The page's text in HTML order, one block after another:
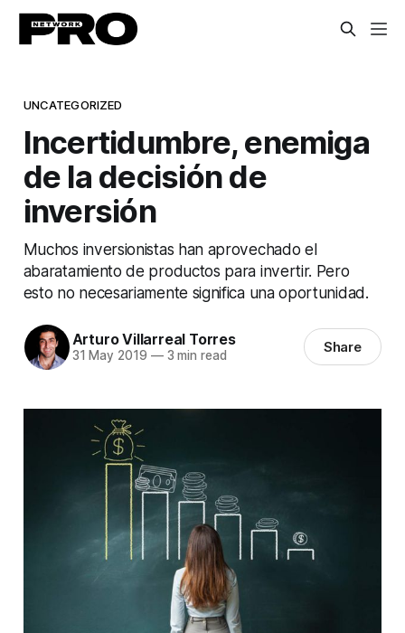
UNCATEGORIZED
Incertidumbre, enemiga
de la decisión de
inversión
Muchos inversionistas han aprovechado el
abaratamiento de productos para invertir. Pero
esto no necesariamente significa una oportunidad.
Arturo Villarreal Torres
31 May 2019 —3 min read Share